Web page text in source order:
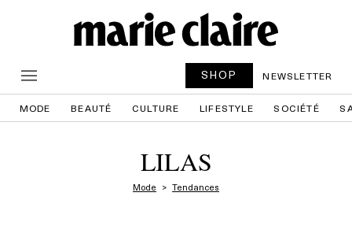
SHOP NEWSLETTER
MODE BEAUTÉ CULTURE LIFESTYLE SOCIÉTÉ
LILAS
Mode Tendances